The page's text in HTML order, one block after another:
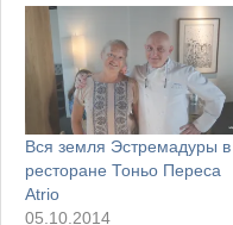
Вся земля Эстремадуры в
ресторане Тоньо Переса
Atrio
05.10.2014